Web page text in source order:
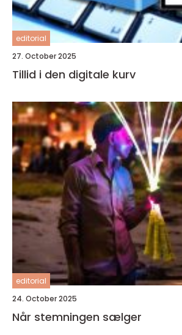
editorial
27. October 2025
Tillid i den digitale kurv
editorial
24. October 2025
Når stemningen sælger